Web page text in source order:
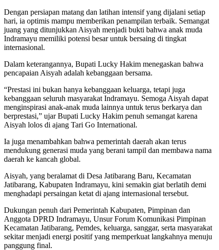
Dengan persiapan matang dan latihan intensif yang dijalani setiap
hari, ia optimis mampu memberikan penampilan terbaik. Semangat
juang yang ditunjukkan Aisyah menjadi bukti bahwa anak muda
Indramayu memiliki potensi besar untuk bersaing di tingkat
internasional.
Dalam keterangannya, Bupati Lucky Hakim menegaskan bahwa
pencapaian Aisyah adalah kebanggaan bersama.
“Prestasi ini bukan hanya kebanggaan keluarga, tetapi juga
kebanggaan seluruh masyarakat Indramayu. Semoga Aisyah dapat
menginspirasi anak-anak muda lainnya untuk terus berkarya dan
berprestasi,” ujar Bupati Lucky Hakim penuh semangat karena
Aisyah lolos di ajang Tari Go International.
Ia juga menambahkan bahwa pemerintah daerah akan terus
mendukung generasi muda yang berani tampil dan membawa nama
daerah ke kancah global.
Aisyah, yang beralamat di Desa Jatibarang Baru, Kecamatan
Jatibarang, Kabupaten Indramayu, kini semakin giat berlatih demi
menghadapi persaingan ketat di ajang internasional tersebut.
Dukungan penuh dari Pemerintah Kabupaten, Pimpinan dan
Anggota DPRD Indramayu, Unsur Forum Komunikasi Pimpinan
Kecamatan Jatibarang, Pemdes, keluarga, sanggar, serta masyarakat
sekitar menjadi energi positif yang memperkuat langkahnya menuju
panggung final.